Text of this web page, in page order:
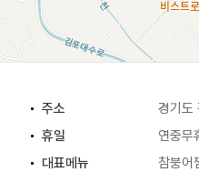
주소
경기도
휴일
연중무
대표메뉴
참붕어